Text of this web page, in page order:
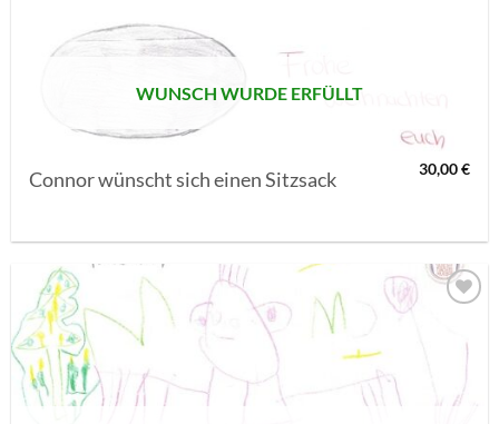
WUNSCH WURDE ERFÜLLT
Connor wünscht sich einen Sitzsack 30,00€